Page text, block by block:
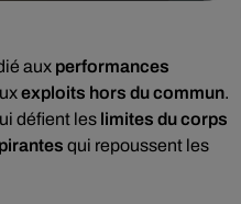
aux performances
exploits hors du commun.
défient les limites du corps
qui repoussent les